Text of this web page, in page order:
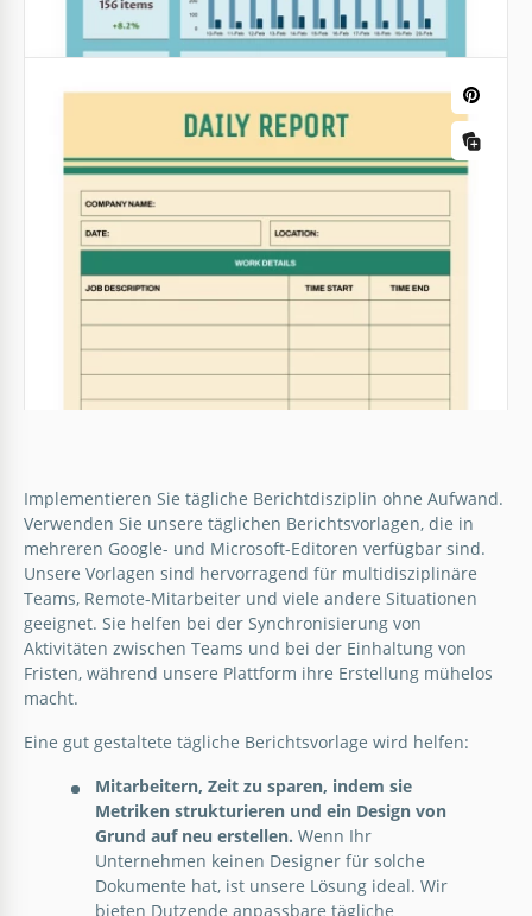
Bargeldverkaufsbericht Vorlage
Google Docs
Grundlegende tägliche
Verkaufsberichtsvorlage
Türkis Täglicher Marketingreport
Mit täglichen Verkaufsberichten wie diesem für Ihr
Unternehmen sind Sie sicher, eine Beförderung zu
erhalten!
Google Slides
Täglicher Retro-Bericht
Hier ist unsere tägliche Berichtsvorlage! Es ist eine
Implementieren Sie tägliche Berichtdisziplin ohne Aufwand.
Verwenden Sie unsere täglichen Berichtsvorlagen, die in
mehreren Google- und Microsoft-Editoren verfügbar sind.
Unsere Vorlagen sind hervorragend für multidisziplinäre
Teams, Remote-Mitarbeiter und viele andere Situationen
geeignet. Sie helfen bei der Synchronisierung von
Aktivitäten zwischen Teams und bei der Einhaltung von
Fristen, während unsere Plattform ihre Erstellung mühelos
macht.
Eine gut gestaltete tägliche Berichtsvorlage wird helfen:
Mitarbeitern, Zeit zu sparen, indem sie
Metriken strukturieren und ein Design von
Grund auf neu erstellen. Wenn Ihr
Unternehmen keinen Designer für solche
Dokumente hat, ist unsere Lösung ideal. Wir
bieten Dutzende anpassbare tägliche